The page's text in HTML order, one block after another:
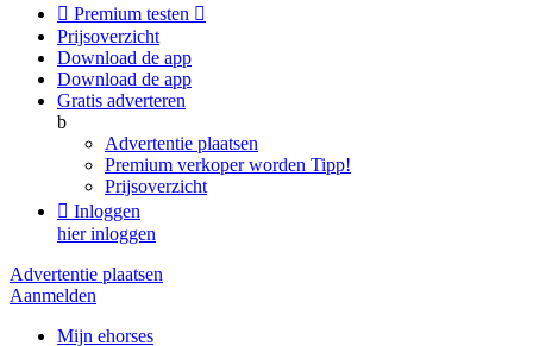
 Premium testen 
Prijsoverzicht
Download de app
Download de app
Gratis adverteren
b
Advertentie plaatsen
Premium verkoper worden Tipp!
Prijsoverzicht
 Inloggen
hier inloggen
Advertentie plaatsen
Aanmelden
Mijn ehorses